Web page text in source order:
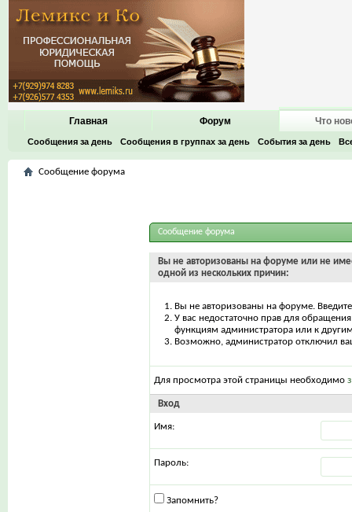
Главная Форум Что
Сообщения за день Сообщения в группах за день События за день
Сообщение форума
Сообщение форума
Вы не авторизованы на форуме или не
одной из нескольких причин:
Вы не авторизованы на форуме.
У вас недостаточно прав для
функциям администратора или к
Возможно, администратор отключил
Для просмотра этой страницы необходимо
Вход
Имя:
Пароль:
Запомнить?